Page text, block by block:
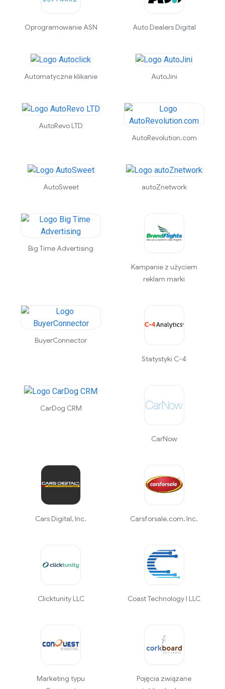
Oprogramowanie ASN Auto Dealers Digital
Automatyczne klikanie AutoJini
AutoRevo LTD
AutoRevolution.com
AutoSweet autoZnetwork
Big Time Advertising
Kampanie z użyciem
reklam marki
BuyerConnector
Statystyki C-4
CarDog CRM
CarNow
Cars Digital, Inc. Carsforsale.com, Inc.
Clicktunity LLC Coast Technology I LLC
Marketing typu
Pojęcia związane